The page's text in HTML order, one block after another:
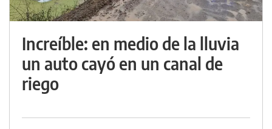
Increíble: en medio de la lluvia
un auto cayó en un canal de
riego